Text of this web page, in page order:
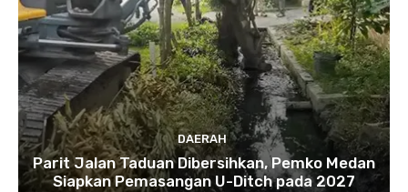
DAERAH
Parit Jalan Taduan Dibersihkan, Pemko Medan
Siapkan Pemasangan U-Ditch pada 2027